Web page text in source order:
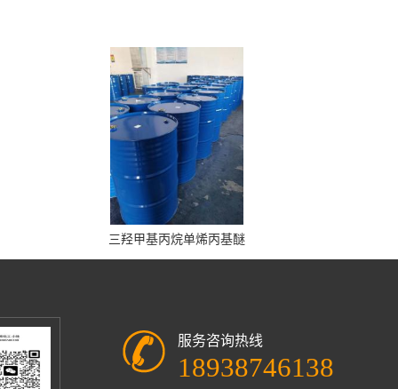
三羟甲基丙烷单烯丙基醚
服务咨询热线
18938746138